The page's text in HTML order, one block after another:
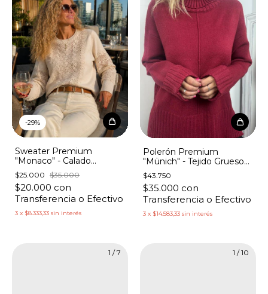
-29%
Sweater Premium
"Monaco" - Calado
Broderie
$25.000 $35.000
$20.000 con
Transferencia o Efectivo
3 x $8.333,33 sin interés
Polerón Premium
"Münich" - Tejido Grueso
Cuello y Mangas Morley
$43.750
$35.000 con
Transferencia o Efectivo
3 x $14.583,33 sin interés
1 /7 1 /10